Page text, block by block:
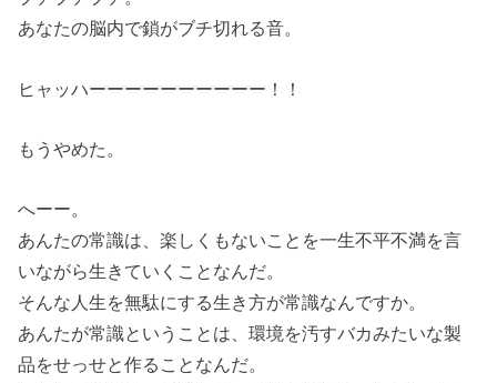
あなたの脳内で鎖がブチ切れる音。
ヒャッハーーーーーーーーーー！！
もうやめた。
へーー。
あんたの常識は、楽しくもないことを一生不平不満を言
いながら生きていくことなんだ。
そんな人生を無駄にする生き方が常識なんですか。
あんたが常識ということは、環境を汚すバカみたいな製
品をせっせと作ることなんだ。